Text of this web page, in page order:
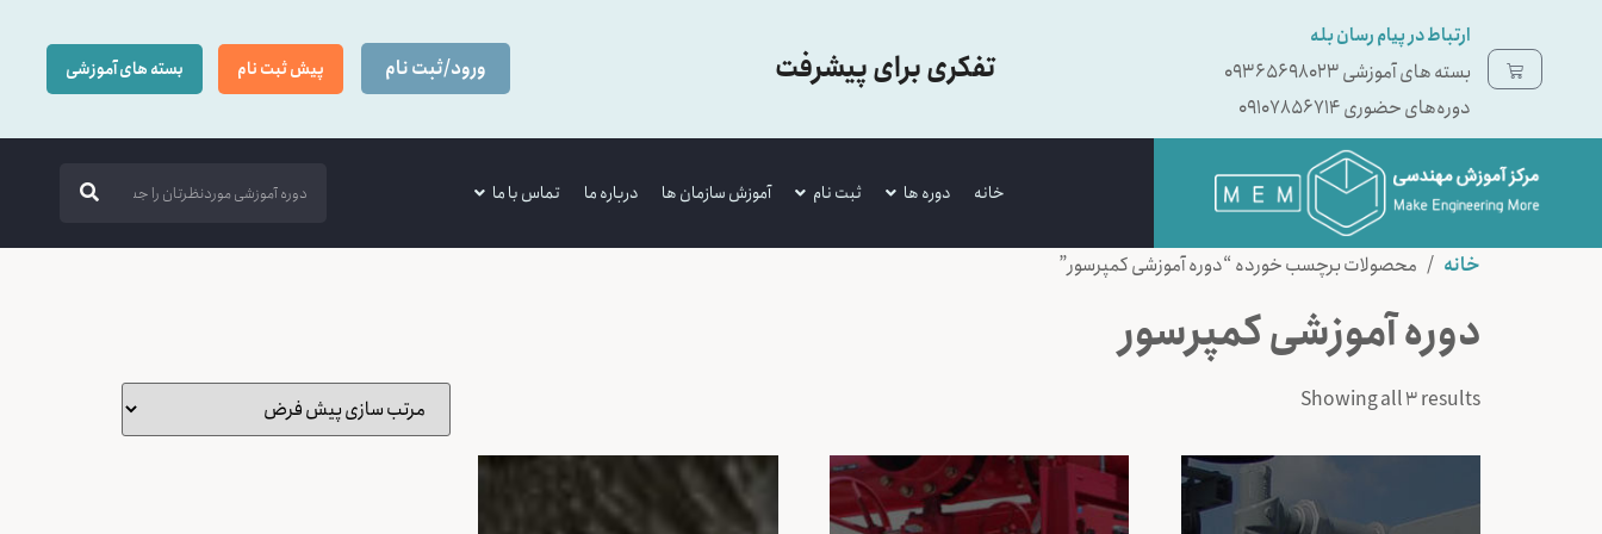
ارتباط در پیام رسان بله
بسته ‌های آموزشی 09365698023
دوره‌های حضوری 09107856714
تفکری برای پیشرفت ورود/ثبت نام پیش ثبت نام بسته های آموزشی
خانه دوره ها ثبت نام آموزش سازمان ها درباره ما تماس با ما
خانه / محصولات برچسب خورده “دوره آموزشی کمپرسور”
دوره آموزشی کمپرسور
Showing all 3 results